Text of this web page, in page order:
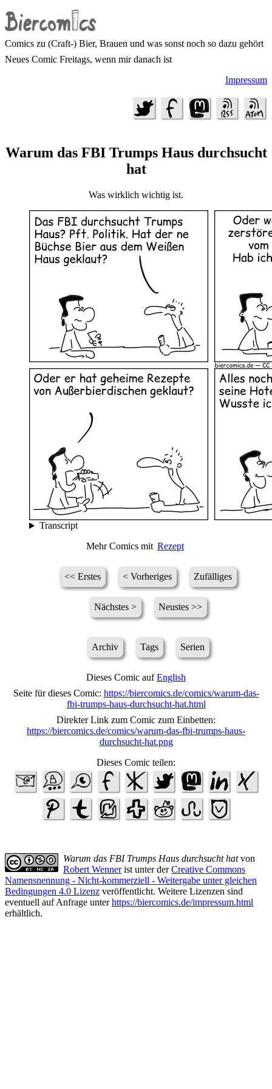
Comics zu (Craft-) Bier, Brauen und was sonst noch so dazu gehört
Neues Comic Freitags, wenn mir danach ist
Impressum
Warum das FBI Trumps Haus durchsucht
hat
Was wirklich wichtig ist.
Transcript
Mehr Comics mit Rezept
<< Erstes < Vorheriges Zufälliges
Nächstes > Neustes >>
Archiv Tags Serien
Dieses Comic aufEnglish
Seite für dieses Comic: https://biercomics.de/comics/warum-das-
fbi-trumps-haus-durchsucht-hat.html
Direkter Link zum Comic zum Einbetten:
https://biercomics.de/comics/warum-das-fbi-trumps-haus-
durchsucht-hat.png
Dieses Comic teilen:
Warum das FBI Trumps Haus durchsucht hatvon
Robert Wennerist unter derCreative Commons
Namensnennung - Nicht-kommerziell - Weitergabe unter gleichen
Bedingungen 4.0 Lizenz veröffentlicht. Weitere Lizenzen sind
eventuell auf Anfrage unterhttps://biercomics.de/impressum.html
erhältlich.